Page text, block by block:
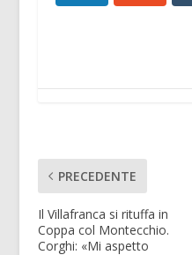
PRECEDENTE
Il Villafranca si rituffa in
Coppa col Montecchio.
Corghi: «Mi aspetto